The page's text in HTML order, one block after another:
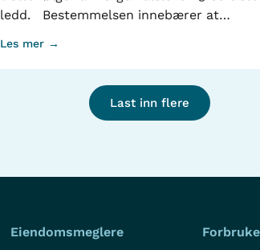
ledd. Bestemmelsen innebærer at…
Les mer →
Last inn flere
Eiendomsmeglere